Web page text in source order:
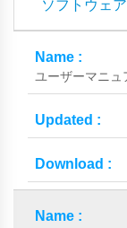
ソフトウェ
ユーザーマニュ